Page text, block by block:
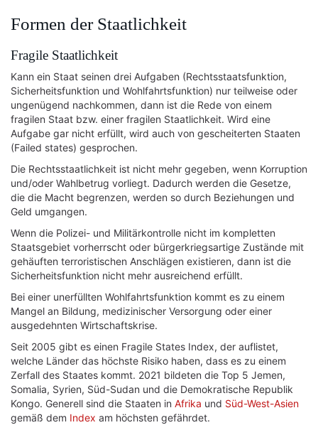
Formen der Staatlichkeit
Fragile Staatlichkeit
Kann ein Staat seinen drei Aufgaben (Rechtsstaatsfunktion,
Sicherheitsfunktion und Wohlfahrtsfunktion) nur teilweise oder
ungenügend nachkommen, dann ist die Rede von einem
fragilen Staat bzw. einer fragilen Staatlichkeit. Wird eine
Aufgabe gar nicht erfüllt, wird auch von gescheiterten Staaten
(Failed states) gesprochen.
Die Rechtsstaatlichkeit ist nicht mehr gegeben, wenn Korruption
und/oder Wahlbetrug vorliegt. Dadurch werden die Gesetze,
die die Macht begrenzen, werden so durch Beziehungen und
Geld umgangen.
Wenn die Polizei- und Militärkontrolle nicht im kompletten
Staatsgebiet vorherrscht oder bürgerkriegsartige Zustände mit
gehäuften terroristischen Anschlägen existieren, dann ist die
Sicherheitsfunktion nicht mehr ausreichend erfüllt.
Bei einer unerfüllten Wohlfahrtsfunktion kommt es zu einem
Mangel an Bildung, medizinischer Versorgung oder einer
ausgedehnten Wirtschaftskrise.
Seit 2005 gibt es einen Fragile States Index, der auflistet,
welche Länder das höchste Risiko haben, dass es zu einem
Zerfall des Staates kommt. 2021 bildeten die Top 5 Jemen,
Somalia, Syrien, Süd-Sudan und die Demokratische Republik
Kongo. Generell sind die Staaten in Afrika und Süd-West-Asien
gemäß dem Index am höchsten gefährdet.